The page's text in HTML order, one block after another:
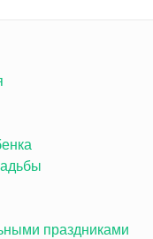
праздниками